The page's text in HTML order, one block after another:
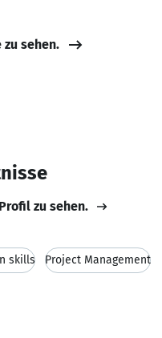
zu sehen.
zu sehen.
skills Project Management